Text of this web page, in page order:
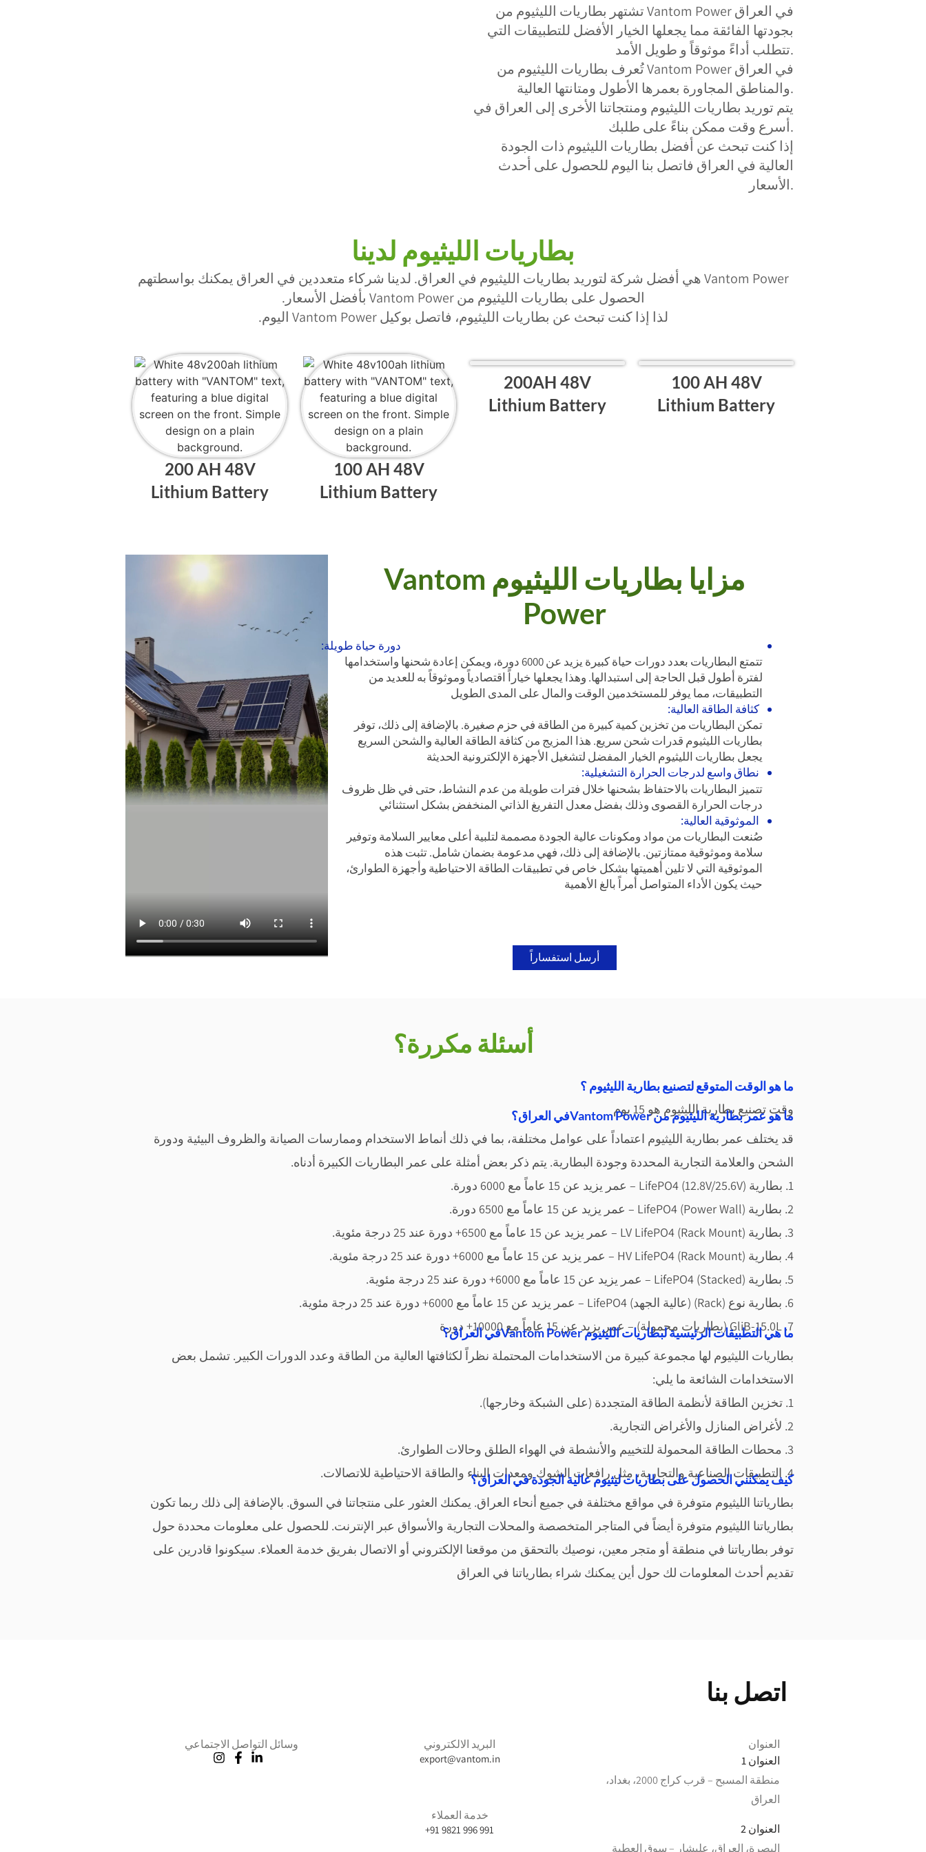
تشتهر بطاريات الليثيوم من Vantom Power في العراق
بجودتها الفائقة مما يجعلها الخيار الأفضل للتطبيقات التي
تتطلب أداءً موثوقاً و طويل الأمد.
تُعرف بطاريات الليثيوم من Vantom Power في العراق
والمناطق المجاورة بعمرها الأطول ومتانتها العالية.
يتم توريد بطاريات الليثيوم ومنتجاتنا الأخرى إلى العراق في
أسرع وقت ممكن بناءً على طلبك.
إذا كنت تبحث عن أفضل بطاريات الليثيوم ذات الجودة
العالية في العراق فاتصل بنا اليوم للحصول على أحدث
الأسعار.
بطاريات الليثيوم لدينا
Vantom Power هي أفضل شركة لتوريد بطاريات الليثيوم في العراق. لدينا شركاء متعددين في العراق يمكنك بواسطتهم
الحصول على بطاريات الليثيوم من Vantom Power بأفضل الأسعار.
لذا إذا كنت تبحث عن بطاريات الليثيوم، فاتصل بوكيل Vantom Power اليوم.
200 AH 48V
Lithium Battery
100 AH 48V
Lithium Battery
200AH 48V
Lithium Battery
100 AH 48V
Lithium Battery
Vantom مزايا بطاريات الليثيوم
Power
دورة حياة طويلة:
تتمتع البطاريات بعدد دورات حياة كبيرة يزيد عن 6000 دورة
، ويمكن إعادة شحنها واستخدامها
لفترة أطول قبل الحاجة إلى استبدالها. وهذا يجعلها خيار اً اقتصادياً وموثوقاً به للعديد من
التطبيقات، مما يوفر للمستخدمين الوقت والمال على المدى الطويل
كثافة الطاقة العالية:
تمكن البطاريات من تخزين كمية كبيرة من الطاقة في حزم صغيرة. بالإضافة إلى ذلك، توفر
بطاريات الليثيوم قدرات شحن سريع. هذا المزيج من كثافة الطاقة العالية والشحن السريع
يجعل بطاريات الليثيوم الخيار المفضل لتشغيل الأجهزة الإلكترونية الحديثة
نطاق واسع لدرجات الحرارة التشغيلية:
تتميز البطاريات بالاحتفاظ بشحنها خلال فترات طويلة من عدم النشاط، حتى في ظل ظروف
درجات الحرارة القصوى وذلك بفضل معدل التفريغ الذاتي المنخفض بشكل استثنائي
الموثوقية العالية:
صُنعت البطاريات من مواد ومكونات عالية الجودة مصممة لتلبية أعلى معايير السلامة وتوفير
سلامة وموثوقية ممتازتين. بالإضافة إلى ذلك، فهي مدعومة بضمان شامل. تثبت هذه
الموثوقية التي لا تلين أهميتها بشكل خاص في تطبيقات الطاقة الاحتياطية وأجهزة الطوارئ،
حيث يكون الأداء المتواصل أمراً بالغ الأهمية
أرسل استفساراً
أسئلة مكررة؟
ما هو الوقت المتوقع لتصنيع بطارية الليثيوم ؟
وقت تصنيع بطارية الليثيوم هو 15 يوم
في العراق؟Vantom Power ما هو عمر بطارية الليثيوم من
قد يختلف عمر بطارية الليثيوم اعتماداً على عوامل مختلفة، بما في ذلك أنماط الاستخدام وممارسات الصيانة والظروف البيئية ودورة
الشحن والعلامة التجارية المحددة وجودة البطارية. يتم ذكر بعض أمثلة على عمر البطاريات الكبيرة أدناه.
1. بطارية LifePO4 (12.8V/25.6V) – عمر يزيد عن 15 عام
اً مع 60 00 دورة.
2. بطارية LifePO4 (Power Wall) – عمر يزيد عن 15 عام
اً مع 6500 دورة.
3. بطارية LV LifePO4 (Rack Mount) – عمر يزيد عن 15 عام
اً مع 6500+ دورة عند 25 درجة مئوية.
4. بطارية HV LifePO4 (Rack Mount) – عمر يزيد عن 15 عام
اً مع 6000+ دورة عند 25 درجة مئوية.
5. بطارية LifePO4 (Stacked) – عمر يزيد عن 15 عام
اً مع 6000+ دورة عند 25 درجة مئوية.
6. بطارية نوع (Rack) (عالية الجهد) LifePO4 – عمر يزيد عن 15 عام
اً مع 6000+ دورة عند 25 درجة مئوية.
7. GliB-15.0L (بطاريات محمولة) – عمر يزيد عن 15 عام
اً مع 10000+ دورة في العراق؟Vantom Power ما هي التطبيقات الرئيسية لبطاريات الليثيوم
بطاريات الليثيوم لها مجموعة كبيرة من الاستخدامات المحتملة نظراً لكثافتها العالية من الطاقة وعدد الدورات الكبير. تشمل بعض
الاستخدامات الشائعة ما يلي:
1. تخزين الطاقة لأن
ظمة الطاقة المتجددة (على الشبكة وخارجها).
2. لأغراض المنازل والأغراض التجارية.
3. محطات الطاقة المحمولة للتخييم والأنشطة في الهواء الطلق و
حالات الطوارئ.
4. التطبيقات الصناعية والتجارية، مثل رافعات الشوك ومعدات البناء والطاقة الاحتياطية للاتصالات.
كيف يمكنني الحصول على بطاريات ليثيوم عالية الجودة في العراق؟
بطارياتنا الليثيوم متوفرة في مواقع مختلفة في جميع أنحاء العراق. يمكنك العثور على منتجاتنا في السوق. بالإضافة إلى ذلك ربما تكون
بطارياتنا الليثيوم متوفرة أيضاً في المتاجر المتخصصة والمحلات التجارية والأسواق عبر الإنترنت. للحصول على معلومات محددة حول
توفر بطارياتنا في منطقة أو متجر معين، نوصيك بالتحقق من موقعنا الإلكتروني أو الاتصال بفريق خدمة العملاء. سيكونوا قادرين على
تقديم أحدث المعلومات لك حول أين يمكنك شراء بطارياتنا في العراق
اتصل بنا
وسائل التواصل الاجتماعي
البريد الالكتروني
export@vantom.in
خدمة العملاء
+91 9821 996 991
العنوان
العنوان 1
منطقة المسبح – قرب كراج 2000، بغداد،
العراق
العنوان 2
البصرة، العراق، عليشار – سوق العطية